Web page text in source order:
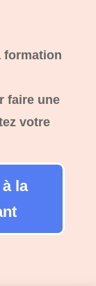
formation
faire une
votre
la